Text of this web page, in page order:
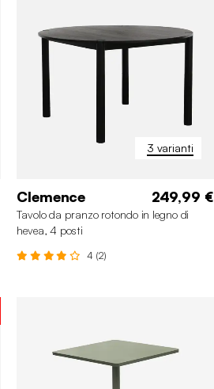
3 varianti
Clemence 249,99 €
Tavolo da pranzo rotondo in legno di
hevea, 4 posti
4 (2)